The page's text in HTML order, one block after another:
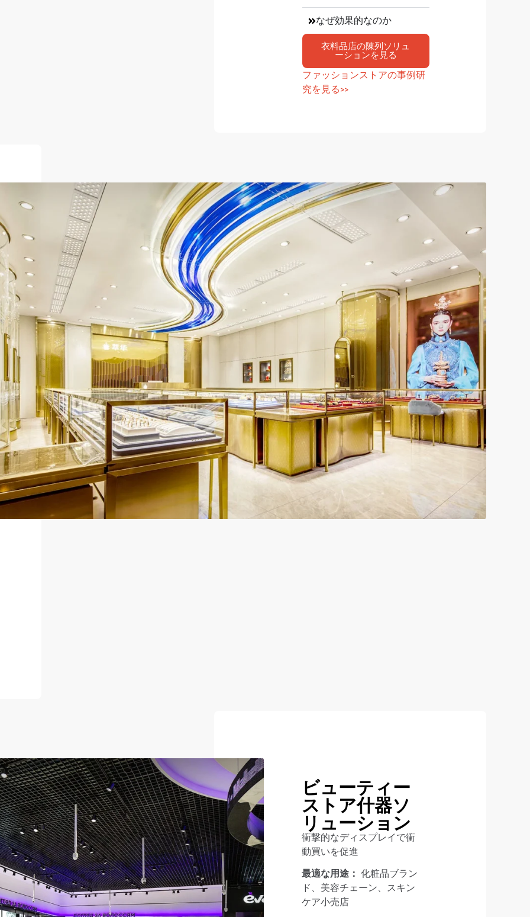
なぜ効果的なのか
衣料品店の陳列ソリュ
ーションを見る
ファッションストアの事例研
究を見る>>
ビューティー
ストア什器ソ
リューション
衝撃的なディスプレイで衝
動買いを促進
最適な用途： 化粧品ブラン
ド、美容チェーン、スキン
ケア小売店